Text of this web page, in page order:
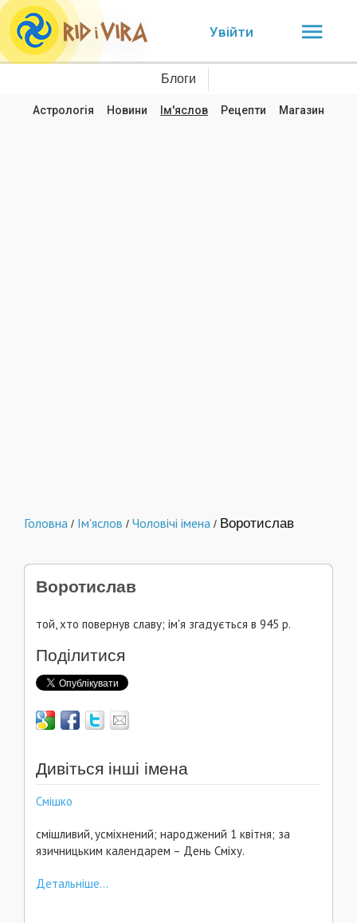
Увійти
Блоги
Астрологія Новини Ім'яслов Рецепти Магазин
Головна / Ім'яслов / Чоловічі імена / Воротислав
Воротислав
той, хто повернув славу; ім'я згадується в 945 p.
Поділитися
Дивіться інші імена
Смішко
смішливий, усміхнений; народжений 1 квітня; за
язичницьким календарем – День Сміху.
Детальніше...